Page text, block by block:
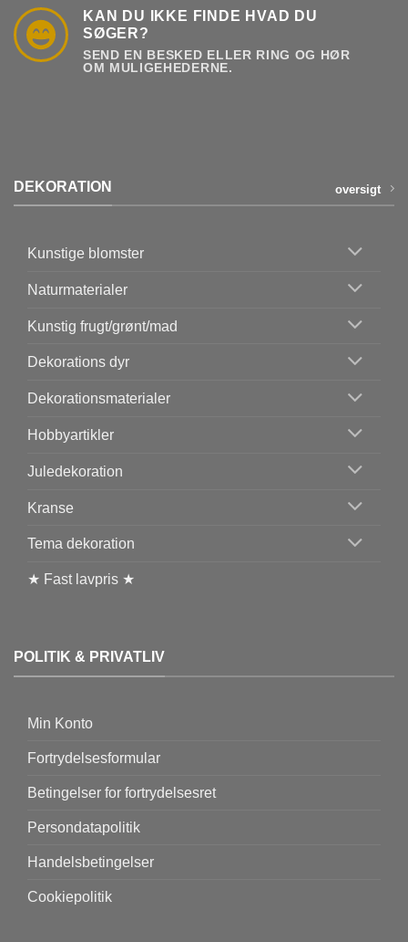
KAN DU IKKE FINDE HVAD DU
SØGER?
SEND EN BESKED ELLER RING OG HØR
OM MULIGEHEDERNE.
DEKORATION oversigt
Kunstige blomster
Naturmaterialer
Kunstig frugt/grønt/mad
Dekorations dyr
Dekorationsmaterialer
Hobbyartikler
Juledekoration
Kranse
Tema dekoration
★ Fast lavpris ★
POLITIK & PRIVATLIV
Min Konto
Fortrydelsesformular
Betingelser for fortrydelsesret
Persondatapolitik
Handelsbetingelser
Cookiepolitik